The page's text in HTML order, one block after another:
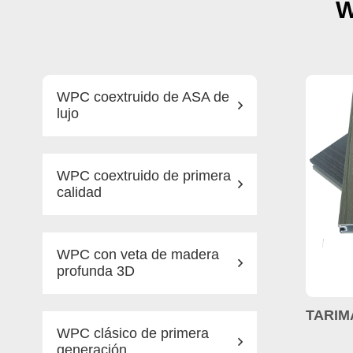
WPC coextruido de ASA de
lujo
WPC coextruido de primera
calidad
WPC con veta de madera
profunda 3D
WPC clásico de primera